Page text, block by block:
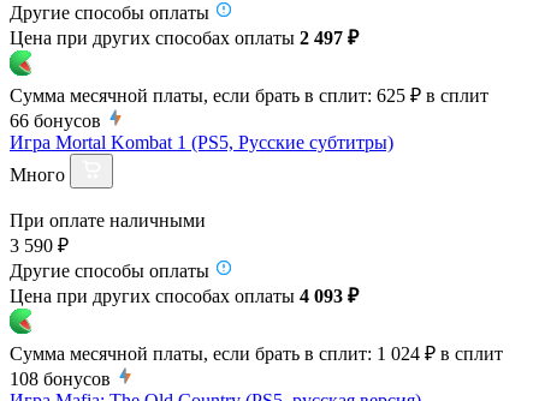
Другие способы оплаты
Цена при других способах оплаты 2 497 ₽
Сумма месячной платы, если брать в сплит: 625 ₽ в сплит
66 бонусов
Игра Mortal Kombat 1 (PS5, Русские субтитры)
Много
При оплате наличными
3 590 ₽
Другие способы оплаты
Цена при других способах оплаты 4 093 ₽
Сумма месячной платы, если брать в сплит: 1 024 ₽ в сплит
108 бонусов